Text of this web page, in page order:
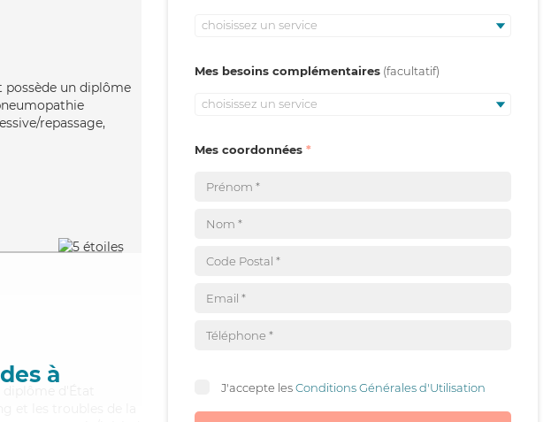
possède un diplôme
repassage,
à
d'État
et les troubles de la
choisissez un service
Mes besoins complémentaires
choisissez un service
Mes coordonnées
J'accepte lesConditions Générales d'Utilisation